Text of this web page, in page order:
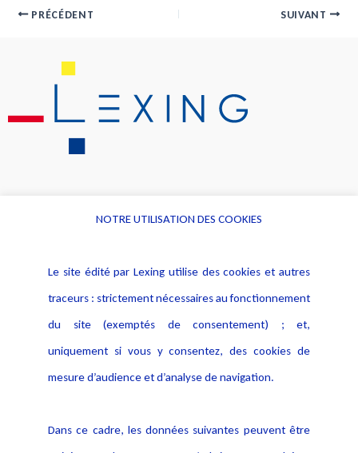
PRÉCÉDENT SUIVANT
Alerte professionnelle
Déclaration d'accessibilité
Notice Légale
Politique de protection des
données
Publications
NOTRE UTILISATION DES COOKIES
Le site édité par Lexing utilise des cookies et autres
traceurs : strictement nécessaires au fonctionnement
du site (exemptés de consentement) ; et,
uniquement si vous y consentez, des cookies de
mesure d’audience et d’analyse de navigation.
Dans ce cadre, les données suivantes peuvent être